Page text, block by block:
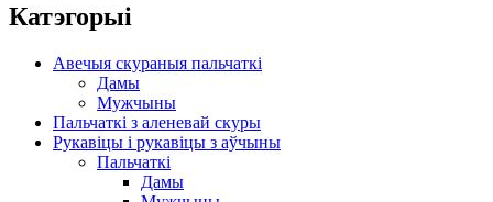
Катэгорыі
Авечыя скураныя пальчаткі
Дамы
Мужчыны
Пальчаткі з аленевай скуры
Рукавіцы і рукавіцы з аўчыны
Пальчаткі
Дамы